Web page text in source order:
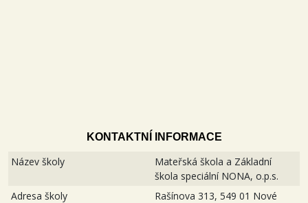
KONTAKTNÍ INFORMACE
Název školy
Mateřská škola a Základní
škola speciální NONA, o.p.s.
Adresa školy
Rašínova 313, 549 01 Nové